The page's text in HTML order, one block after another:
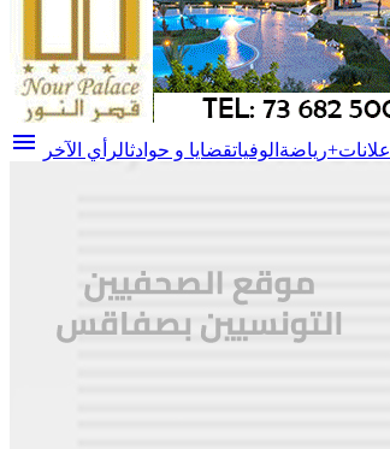
menu اعلانات+رياضة الوفياتقضايا و حوادثالرأي الآخر